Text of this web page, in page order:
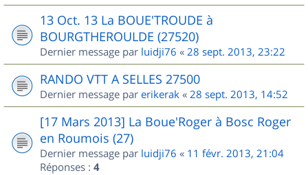
13 Oct. 13 La BOUE'TROUDE à
BOURGTHEROULDE (27520)
Dernier message par luidji76 « 28 sept. 2013, 23:22
RANDO VTT A SELLES 27500
Dernier message par erikerak « 28 sept. 2013, 14:52
[17 Mars 2013] La Boue'Roger à Bosc Roger
en Roumois (27)
Dernier message par luidji76 « 11 févr. 2013, 21:04
Réponses : 4